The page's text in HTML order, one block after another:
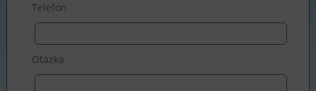
Telefón
Otázka